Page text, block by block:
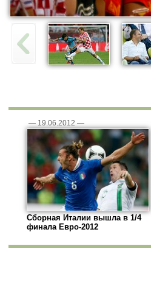
— 19.06.2012 —
Сборная Италии вышла в 1/4
финала Евро-2012